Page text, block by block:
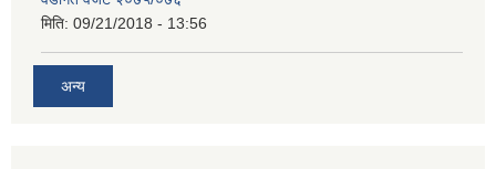
मिति: 09/21/2018 - 13:56
अन्य